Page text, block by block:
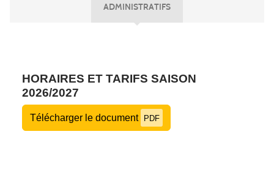
ADMINISTRATIFS
HORAIRES ET TARIFS SAISON
2026/2027
Télécharger le document PDF